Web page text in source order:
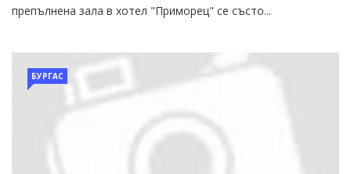
препълнена зала в хотел "Приморец" се състо...
БУРГАС